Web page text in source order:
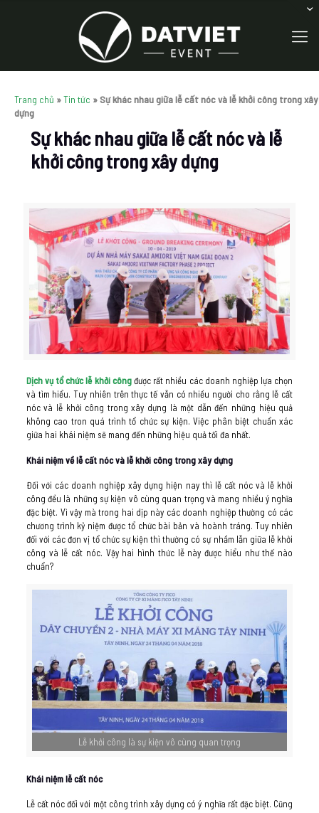
Trang chủ »Tin tức »Sự khác nhau giữa lễ cất nóc và lễ khởi công trong xây
dựng
Sự khác nhau giữa lễ cất nóc và lễ
khởi công trong xây dựng
Dịch vụ tổ chức lễ khởi côngđược rất nhiều các doanh nghiệp lựa chọn
và tìm hiểu. Tuy nhiên trên thực tế vẫn có nhiều người cho rằng lễ cất
nóc và lễ khởi công trong xây dựng là một dẫn đến những hiệu quả
không cao tron quá trình tổ chức sự kiện. Việc phân biệt chuẩn xác
giữa hai khái niệm sẽ mang đến những hiệu quả tối đa nhất.
Khái niệm về lễ cất nóc và lễ khởi công trong xây dựng
Đối với các doanh nghiệp xây dựng hiện nay thì lễ cất nóc và lễ khởi
công đều là những sự kiện vô cùng quan trọng và mang nhiều ý nghĩa
đặc biệt. Vì vậy mà trong hai dịp này các doanh nghiệp thường có các
chương trình kỷ niệm được tổ chức bài bản và hoành tráng. Tuy nhiên
đối với các đơn vị tổ chức sự kiện thì thường có sự nhầm lẫn giữa lễ khởi
công và lễ cất nóc. Vậy hai hình thức lễ này được hiểu như thế nào
chuẩn?
Lễ khởi công là sự kiện vô cùng quan trọng
Khái niệm lễ cất nóc
Lễ cất nóc đối với một công trình xây dựng có ý nghĩa rất đặc biệt. Cũng